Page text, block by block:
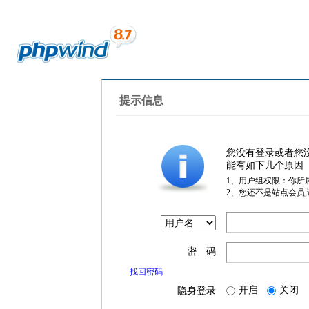
提示信息
您没有登录或者您
能有如下几个原因
1、用户组权限：你所
2、您还不是站点会员
密 码
找回密码
隐身登录 开启 关闭